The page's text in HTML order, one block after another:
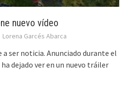
nuevo vídeo
Lorena Garcés Abarca
a ser noticia. Anunciado durante el
dejado ver en un nuevo tráiler